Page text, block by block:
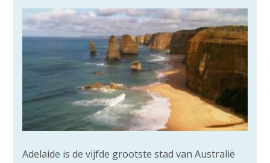
Adelaide is de vijfde grootste stad van Australië